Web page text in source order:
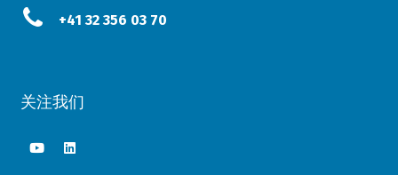
+41 32 356 03 70
关注我们